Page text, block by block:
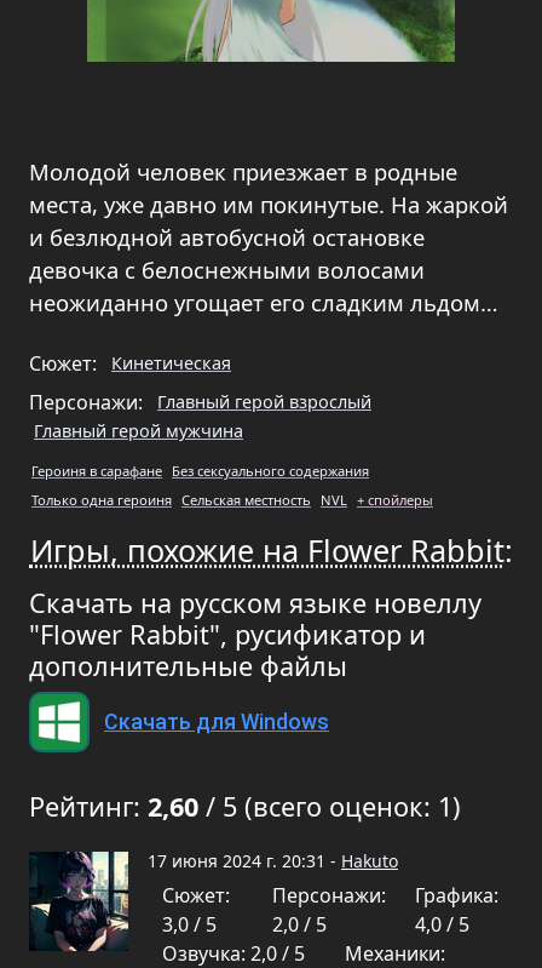
Молодой человек приезжает в родные
места, уже давно им покинутые. На жаркой
и безлюдной автобусной остановке
девочка с белоснежными волосами
неожиданно угощает его сладким льдом…
Сюжет: Кинетическая
Персонажи:
Главный герой взрослый
Главный герой мужчина
Героиня в сарафане Без сексуального содержания
Только одна героиня Сельская местность NVL + спойлеры
Игры, похожие на Flower Rabbit:
Скачать на русском языке новеллу
"Flower Rabbit", русификатор и
дополнительные файлы
Скачать для Windows
Рейтинг: 2,60 / 5 (всего оценок: 1)
17 июня 2024 г. 20:31 - Hakuto
Сюжет:
3,0 / 5
Персонажи:
2,0 / 5
Графика:
4,0 / 5
Озвучка: 2,0 / 5
Механики: